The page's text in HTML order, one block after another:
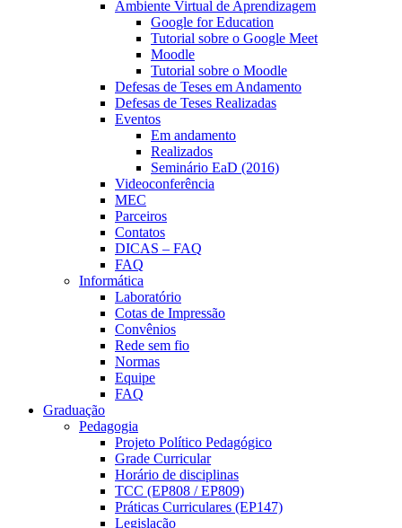
Ambiente Virtual de Aprendizagem
Google for Education
Tutorial sobre o Google Meet
Moodle
Tutorial sobre o Moodle
Defesas de Teses em Andamento
Defesas de Teses Realizadas
Eventos
Em andamento
Realizados
Seminário EaD (2016)
Videoconferência
MEC
Parceiros
Contatos
DICAS – FAQ
FAQ
Informática
Laboratório
Cotas de Impressão
Convênios
Rede sem fio
Normas
Equipe
FAQ
Graduação
Pedagogia
Projeto Político Pedagógico
Grade Curricular
Horário de disciplinas
TCC (EP808 / EP809)
Práticas Curriculares (EP147)
Legislação